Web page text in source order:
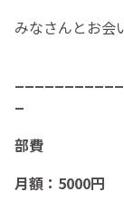
みなさんとお会
部費
月額：5000円